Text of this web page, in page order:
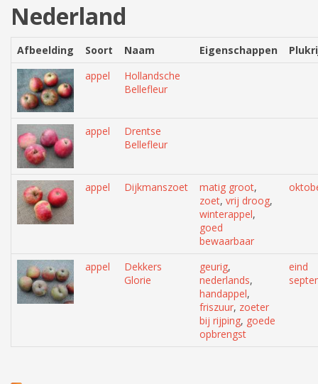
Nederland
Afbeelding Soort Naam Eigenschappen
appel
Hollandsche
Bellefleur
appel
Drentse
Bellefleur
appel Dijkmanszoet matig groot,
zoet, vrij droog,
winterappel,
goed
bewaarbaar
appel
Dekkers
Glorie
geurig,
nederlands,
handappel,
friszuur, zoeter
bij rijping, goede
opbrengst
eind